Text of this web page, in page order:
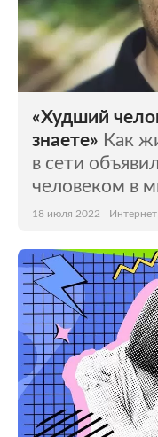
«Худший
знаете» Как
в сети
человеком в
18 июля 2022